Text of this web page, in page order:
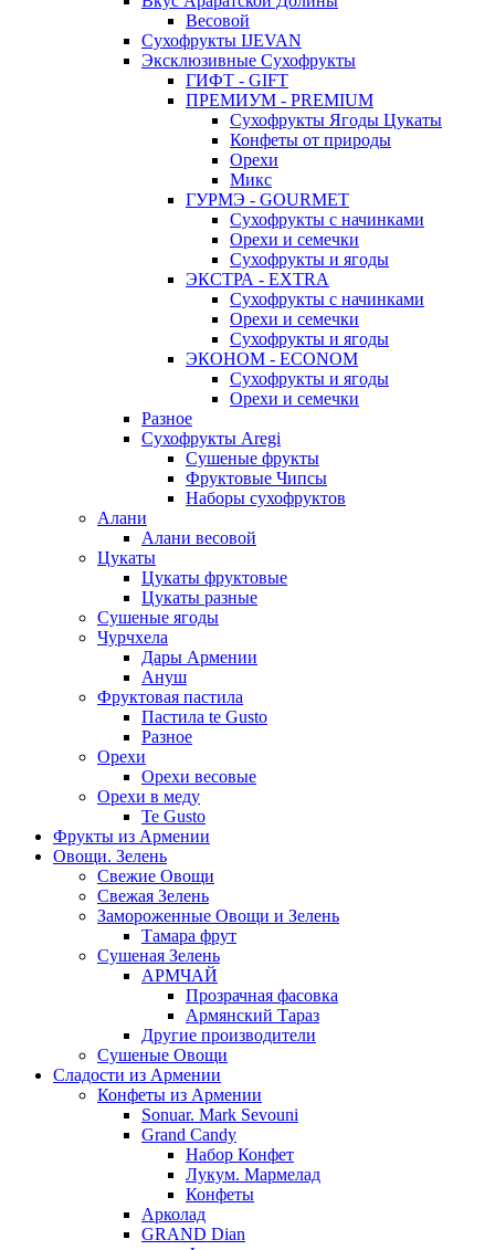
Весовой
Сухофрукты IJEVAN
Эксклюзивные Сухофрукты
ГИФТ - GIFT
ПРЕМИУМ - PREMIUM
Сухофрукты Ягоды Цукаты
Конфеты от природы
Орехи
Микс
ГУРМЭ - GOURMET
Сухофрукты с начинками
Орехи и семечки
Сухофрукты и ягоды
ЭКСТРА - EXTRA
Сухофрукты с начинками
Орехи и семечки
Сухофрукты и ягоды
ЭКОНОМ - ECONOM
Сухофрукты и ягоды
Орехи и семечки
Разное
Сухофрукты Aregi
Сушеные фрукты
Фруктовые Чипсы
Наборы сухофруктов
Алани
Алани весовой
Цукаты
Цукаты фруктовые
Цукаты разные
Сушеные ягоды
Чурчхела
Дары Армении
Ануш
Фруктовая пастила
Пастила te Gusto
Разное
Орехи
Орехи весовые
Орехи в меду
Te Gusto
Фрукты из Армении
Овощи. Зелень
Свежие Овощи
Свежая Зелень
Замороженные Овощи и Зелень
Тамара фрут
Сушеная Зелень
АРМЧАЙ
Прозрачная фасовка
Армянский Тараз
Другие производители
Сушеные Овощи
Сладости из Армении
Конфеты из Армении
Sonuar. Mark Sevouni
Grand Candy
Набор Конфет
Лукум. Мармелад
Конфеты
Арколад
GRAND Dian